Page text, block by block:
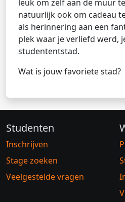
leuk om zelf aan de muur
natuurlijk ook om cadeau
als herinnering aan een
plek waar je verliefd werd,
studententstad.
Wat is jouw favoriete stad?
Studenten
Inschrijven
Stage zoeken
Veelgestelde vragen